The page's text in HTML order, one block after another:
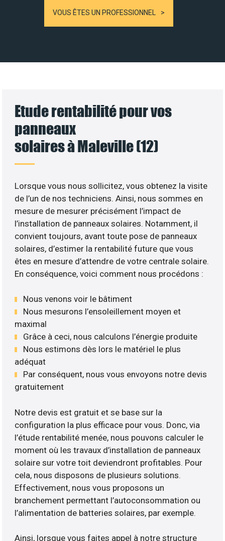
VOUS ÊTES UN PROFESSIONNEL
Etude rentabilité pour vos
panneaux
solaires à Maleville (12)
Lorsque vous nous sollicitez, vous obtenez la visite
de l’un de nos techniciens. Ainsi, nous sommes en
mesure de mesurer précisément l’impact de
l’installation de panneaux solaires. Notamment, il
convient toujours, avant toute pose de panneaux
solaires, d’estimer la rentabilité future que vous
êtes en mesure d’attendre de votre centrale solaire.
En conséquence, voici comment nous procédons :
Nous venons voir le bâtiment
Nous mesurons l’ensoleillement moyen et
maximal
Grâce à ceci, nous calculons l’énergie produite
Nous estimons dès lors le matériel le plus
adéquat
Par conséquent, nous vous envoyons notre devis
gratuitement
Notre devis est gratuit et se base sur la
configuration la plus efficace pour vous. Donc, via
l’étude rentabilité menée, nous pouvons calculer le
moment où les travaux d’installation de panneaux
solaire sur votre toit deviendront profitables. Pour
cela, nous disposons de plusieurs solutions.
Effectivement, nous vous proposons un
branchement permettant l’autoconsommation ou
l’alimentation de batteries solaires, par exemple.
Ainsi, lorsque vous faites appel à notre structure